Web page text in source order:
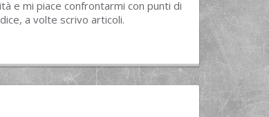
e mi piace confrontarmi con punti di
a volte scrivo articoli.